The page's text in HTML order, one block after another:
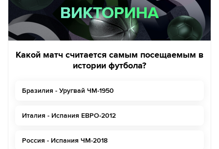
ВИКТОРИНА
ВИКТОРИНА
Какой матч считается самым посещаемым в
истории футбола?
Бразилия - Уругвай ЧМ-1950
Италия - Испания ЕВРО-2012
Россия - Испания ЧМ-2018